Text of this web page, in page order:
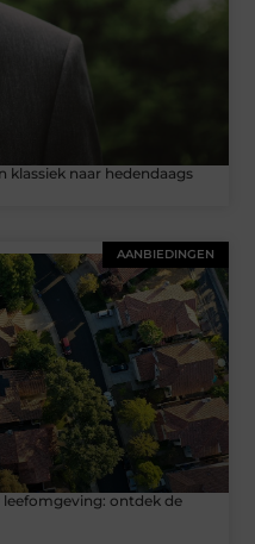
klassiek naar hedendaags
AANBIEDINGEN
ontdek de